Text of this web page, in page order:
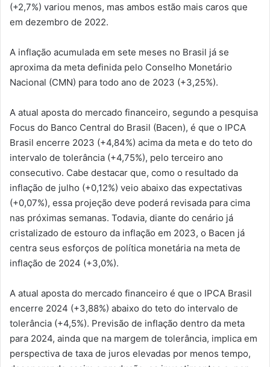
(+2,7%) variou menos, mas ambos estão mais caros que
em dezembro de 2022.
A inflação acumulada em sete meses no Brasil já se
aproxima da meta definida pelo Conselho Monetário
Nacional (CMN) para todo ano de 2023 (+3,25%).
A atual aposta do mercado financeiro, segundo a pesquisa
Focus do Banco Central do Brasil (Bacen), é que o IPCA
Brasil encerre 2023 (+4,84%) acima da meta e do teto do
intervalo de tolerância (+4,75%), pelo terceiro ano
consecutivo. Cabe destacar que, como o resultado da
inflação de julho (+0,12%) veio abaixo das expectativas
(+0,07%), essa projeção deve poderá revisada para cima
nas próximas semanas. Todavia, diante do cenário já
cristalizado de estouro da inflação em 2023, o Bacen já
centra seus esforços de política monetária na meta de
inflação de 2024 (+3,0%).
A atual aposta do mercado financeiro é que o IPCA Brasil
encerre 2024 (+3,88%) abaixo do teto do intervalo de
tolerância (+4,5%). Previsão de inflação dentro da meta
para 2024, ainda que na margem de tolerância, implica em
perspectiva de taxa de juros elevadas por menos tempo,